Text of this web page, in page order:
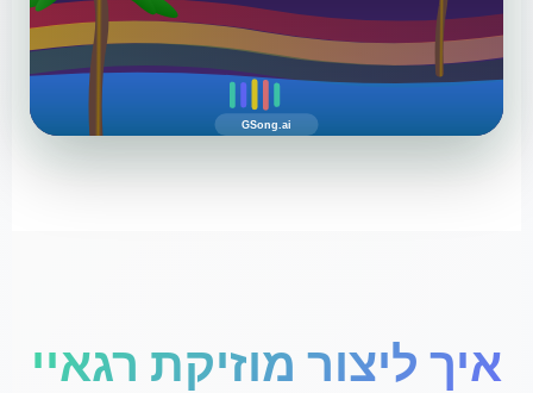
GSong.ai
איך ליצור מוזיקת רגאיי